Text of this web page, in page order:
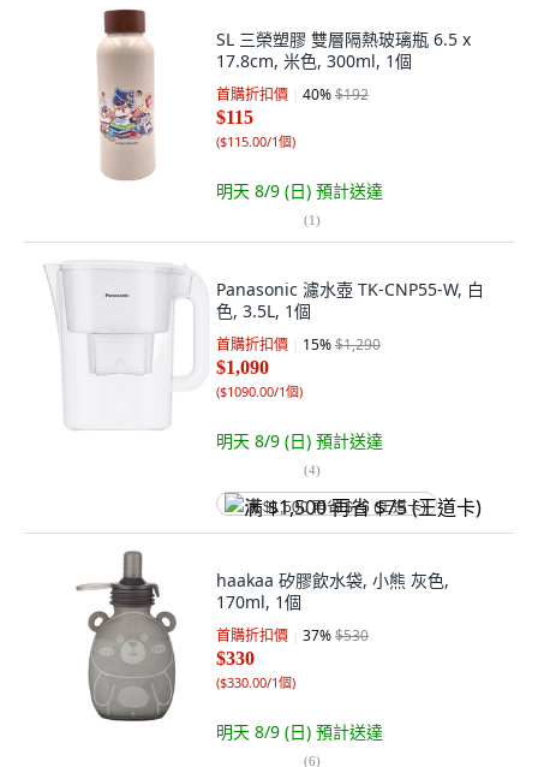
SL 三榮塑膠 雙層隔熱玻璃瓶 6.5 x
17.8cm, 米色, 300ml, 1個
首購折扣價 40%$192
$115
($115.00/1個)
明天 8/9 (日) 預計送達
(1)
Panasonic 濾水壺 TK-CNP55-W, 白
色, 3.5L, 1個
首購折扣價 15%$1,290
$1,090
($1090.00/1個)
明天 8/9 (日) 預計送達
(4)
满 $1,500 再省 $75 (王道卡)
haakaa 矽膠飲水袋, 小熊 灰色,
170ml, 1個
首購折扣價 37%$530
$330
($330.00/1個)
明天 8/9 (日) 預計送達
(6)